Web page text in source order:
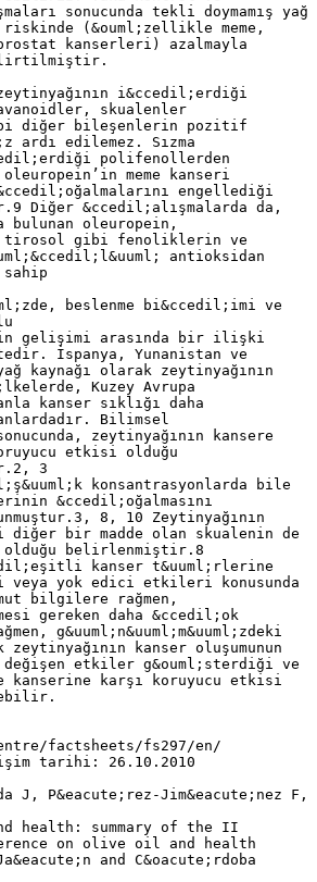
sonucunda tekli doymamış yağ
(&ouml;zellikle meme,
kanserleri) azalmayla
i&ccedil;erdiği
skualenler
diğer bileşenlerin pozitif
ardı edilemez. Sızma
polifenollerden
meme kanseri
engellediği
Diğer &ccedil;alışmalarda da,
bulunan oleuropein,
tirosol gibi fenoliklerin ve
antioksidan
beslenme bi&ccedil;imi ve
gelişimi arasında bir ilişki
İspanya, Yunanistan ve
kaynağı olarak zeytinyağının
Kuzey Avrupa
kanser sıklığı daha
Bilimsel
zeytinyağının kansere
etkisi olduğu
3
konsantrasyonlarda bile
&ccedil;oğalmasını
8, 10 Zeytinyağının
bir madde olan skualenin de
belirlenmiştir.8
kanser t&uuml;rlerine
veya yok edici etkileri konusunda
bilgilere rağmen,
gereken daha &ccedil;ok
g&uuml;n&uuml;m&uuml;zdeki
kanser oluşumunun
etkiler g&ouml;sterdiği ve
kanserine karşı koruyucu etkisi
factsheets/fs297/en/
tarihi: 26.10.2010
J, P&eacute;rez-Jim&eacute;nez F,
health: summary of the II
on olive oil and health
and C&oacute;rdoba